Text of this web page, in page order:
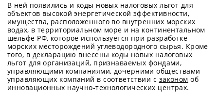
В ней появились и коды новых налоговых льгот для
объектов высокой энергетической эффективности,
имущества, расположенного во внутренних морских
водах, в территориальном море и на континентальном
шельфе РФ, которое используется при разработке
морских месторождений углеводородного сырья. Кроме
того, в декларацию внесены коды новых налоговых
льгот для организаций, признаваемых фондами,
управляющими компаниями, дочерними обществами
управляющих компаний в соответствии с законом об
инновационных научно-технологических центрах.